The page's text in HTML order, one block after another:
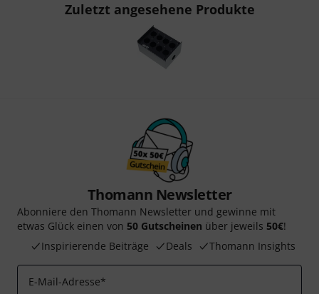
Zuletzt angesehene Produkte
Thomann Newsletter
Abonniere den Thomann Newsletter und gewinne mit
etwas Glück einen von 50 Gutscheinen über jeweils 50€!
Inspirierende Beiträge
Deals Thomann Insights
E-Mail-Adresse*